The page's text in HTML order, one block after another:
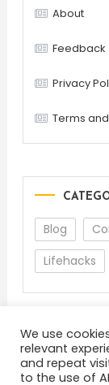
About
Feedback
Privacy
Terms
Blog
Lifehacks
We use
relevant
and repeat
to the use of